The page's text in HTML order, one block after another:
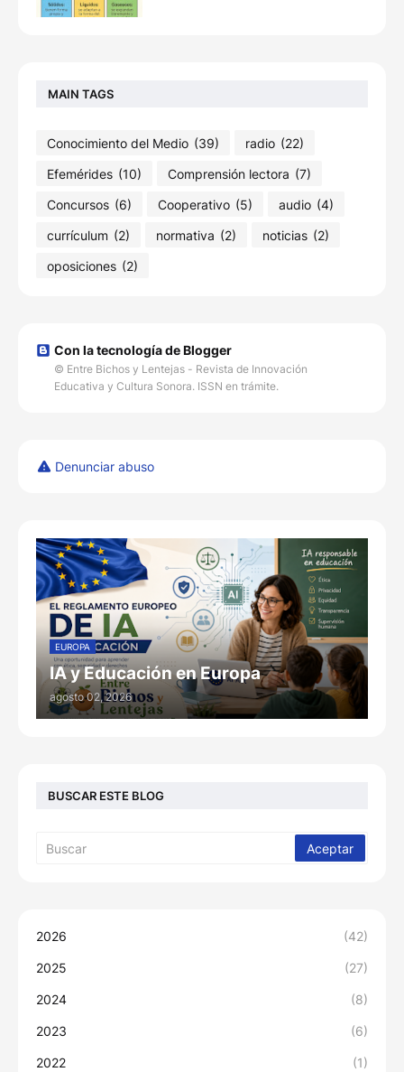
MAIN TAGS
Conocimiento del Medio (39) radio (22)
Efemérides (10) Comprensión lectora (7)
Concursos (6) Cooperativo (5) audio (4)
currículum (2) normativa (2) noticias (2)
oposiciones (2)
Con la tecnología de Blogger
© Entre Bichos y Lentejas - Revista de Innovación
Educativa y Cultura Sonora. ISSN en trámite.
Denunciar abuso
EUROPA
IA y Educación en Europa
agosto 02, 2026
BUSCAR ESTE BLOG
2026 (42)
2025 (27)
2024 (8)
2023 (6)
2022 (1)